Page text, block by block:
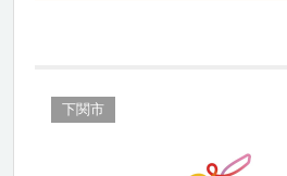
下関市